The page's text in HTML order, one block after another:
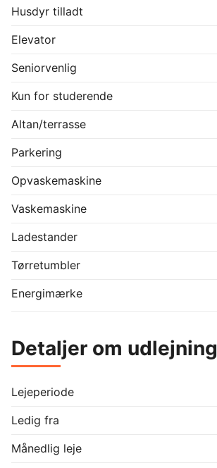
Husdyr tilladt
Elevator
Seniorvenlig
Kun for studerende
Altan/terrasse
Parkering
Opvaskemaskine
Vaskemaskine
Ladestander
Tørretumbler
Energimærke
Detaljer om udlejning
Lejeperiode
Ledig fra
Månedlig leje